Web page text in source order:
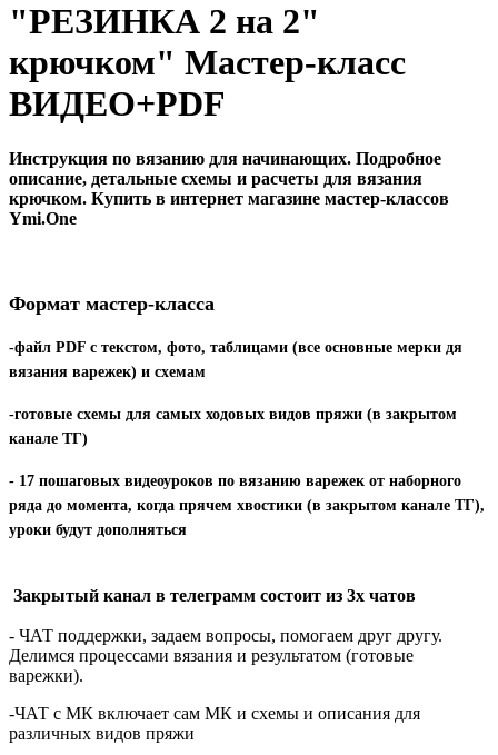
"РЕЗИНКА 2 на 2"
крючком" Мастер-класс
ВИДЕО+PDF
Инструкция по вязанию для начинающих. Подробное
описание, детальные схемы и расчеты для вязания
крючком. Купить в интернет магазине мастер-классов
Ymi.One
Формат мастер-класса
-файл PDF с текстом, фото, таблицами (все основные мерки дя
вязания варежек) и схемам
-готовые схемы для самых ходовых видов пряжи (в закрытом
канале ТГ)
- 17 пошаговых видеоуроков по вязанию варежек от наборного
ряда до момента, когда прячем хвостики (в закрытом канале ТГ),
уроки будут дополняться
Закрытый канал в телеграмм состоит из 3х чатов
- ЧАТ поддержки, задаем вопросы, помогаем друг другу.
Делимся процессами вязания и результатом (готовые
варежки).
-ЧАТ с МК включает сам МК и схемы и описания для
различных видов пряжи